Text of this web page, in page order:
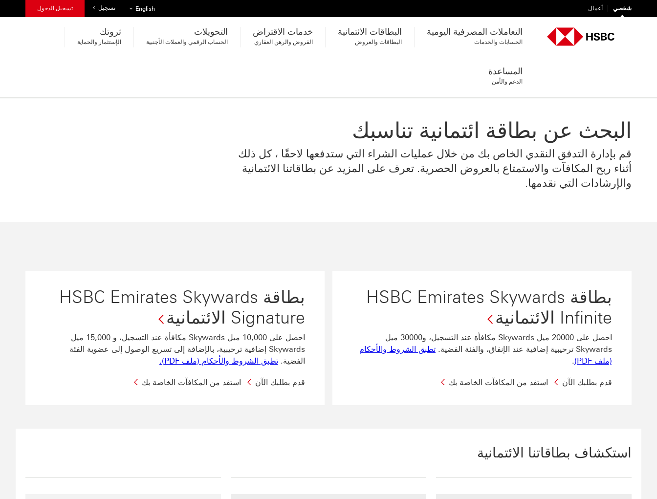
شخصي أعمال قائمة اللغات
English تسجيل تسجيل الدخول
التعاملات المصرفية اليومية
الحسابات والخدمات
البطاقات الائتمانية
البطاقات والعروض
خدمات الاقتراض
القروض والرهن العقاري
التحويلات
الحساب الرقمي والعملات الأجنبية
ثروتك
الإستثمار والحماية
المساعدة
الدعم والأمن
البحث عن بطاقة ائتمانية تناسبك
قم بإدارة التدفق النقدي الخاص بك من خلال عمليات الشراء التي ستدفعها لاحقًا ، كل ذلك
أثناء ربح المكافآت والاستمتاع بالعروض الحصرية. تعرف على المزيد عن بطاقاتنا الائتمانية
والإرشادات التي نقدمها.
بطاقة HSBC Emirates Skywards
Infinite الائتمانية
احصل على 20000 ميل Skywards مكافأة عند التسجيل، و30000 ميل
Skywards ترحيبية إضافية عند الإنفاق، والفئة الفضية.
تطبق الشروط والأحكام
(ملف PDF)
تطبق الشروط والأحكام (ملف PDF) سيتم فتح هذا الرابط في نافذة جديدة.
قدم بطلبك الآن استفد من المكافآت الخاصة بك
بطاقة HSBC Emirates Skywards
Signature الائتمانية
احصل على 10,000 ميل Skywards مكافأة عند التسجيل، و 15,000 ميل
Skywards إضافية ترحيبية، بالإضافة إلى تسريع الوصول إلى عضوية الفئة
الفضية. تطبق الشروط والأحكام (ملف PDF).
قدم بطلبك الآن استفد من المكافآت الخاصة بك
استكشاف بطاقاتنا الائتمانية